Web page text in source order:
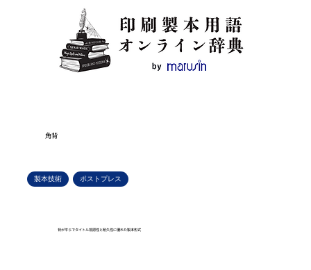
角背
製本技術 ポストプレス
背が平らでタイトル視認性と耐久性に優れた製本形式